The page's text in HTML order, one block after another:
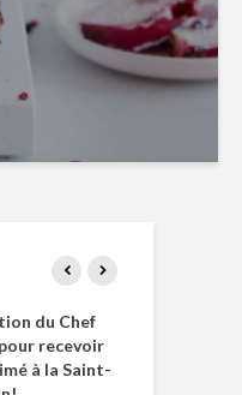
du Chef
recevoir
à la Saint-